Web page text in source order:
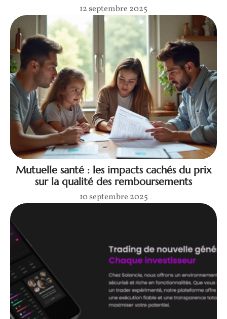
12 septembre 2025
Mutuelle santé : les impacts cachés du prix
sur la qualité des remboursements
10 septembre 2025